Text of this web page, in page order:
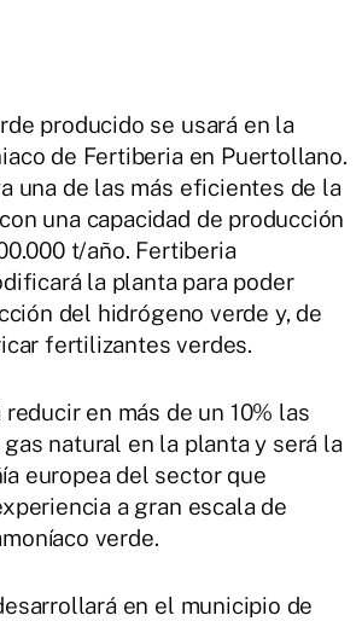
producido se usará en la
de Fertiberia en Puertollano.
una de las más eficientes de la
una capacidad de producción
t/año. Fertiberia
la planta para poder
del hidrógeno verde y, de
fertilizantes verdes.
en más de un 10% las
natural en la planta y será la
europea del sector que
a gran escala de
verde.
en el municipio de